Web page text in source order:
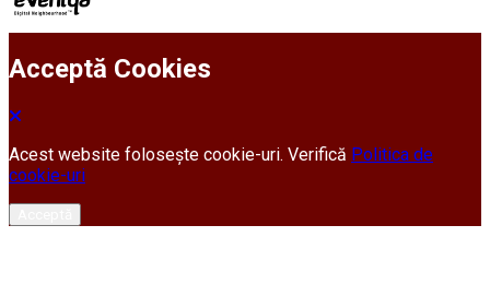
Acceptă Cookies
Acest website folosește cookie-uri. Verifică Politica de
cookie-uri